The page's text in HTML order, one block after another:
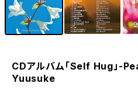
CDアルバム「Self Hug」-
Yuusuke